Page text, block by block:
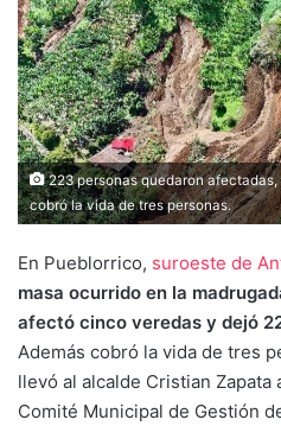
223 personas quedaron
cobró la vida de tres personas.
En Pueblorrico, suroeste de
masa ocurrido en la
afectó cinco veredas y dejó
Además cobró la vida de tres
llevó al alcalde Cristian Zapata
Comité Municipal de Gestión